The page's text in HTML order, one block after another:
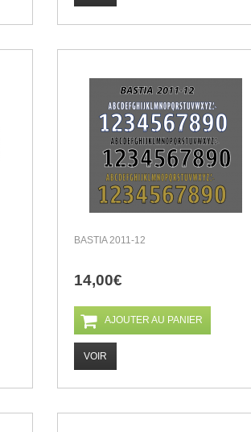
BASTIA 2011-12
14,00€
AJOUTER AU PANIER
VOIR